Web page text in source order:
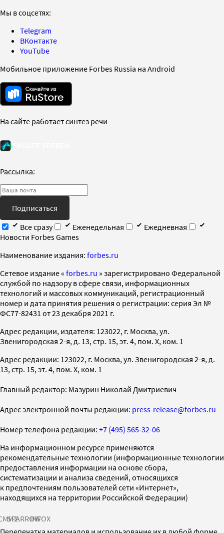
Мы в соцсетях:
Telegram
ВКонтакте
YouTube
Мобильное приложение Forbes Russia на Android
На сайте работает синтез речи
Рассылка:
Подписаться
Все сразу
Еженедельная
Ежедневная
Новости Forbes Games
Наименование издания: forbes.ru
Cетевое издание « forbes.ru » зарегистрировано Федеральной
службой по надзору в сфере связи, информационных
технологий и массовых коммуникаций, регистрационный
номер и дата принятия решения о регистрации: серия Эл №
ФС77-82431 от 23 декабря 2021 г.
Адрес редакции, издателя: 123022, г. Москва, ул.
Звенигородская 2-я, д. 13, стр. 15, эт. 4, пом. X, ком. 1
Адрес редакции: 123022, г. Москва, ул. Звенигородская 2-я, д.
13, стр. 15, эт. 4, пом. X, ком. 1
Главный редактор: Мазурин Николай Дмитриевич
Адрес электронной почты редакции: press-release@forbes.ru
Номер телефона редакции: +7 (495) 565-32-06
На информационном ресурсе применяются
рекомендательные технологии (информационные технологии
предоставления информации на основе сбора,
систематизации и анализа сведений, относящихся
к предпочтениям пользователей сети «Интернет»,
находящихся на территории Российской Федерации)
SPARROWINFOX